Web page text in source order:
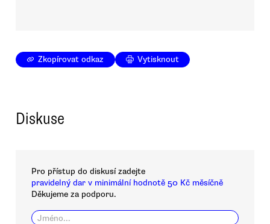
Zkopírovat odkaz Vytisknout
Diskuse
Pro přístup do diskusí zadejte
pravidelný dar v minimální hodnotě 50 Kč měsíčně
Děkujeme za podporu.